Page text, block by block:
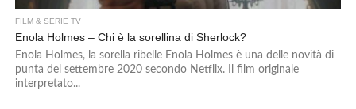
FILM & SERIE TV
Enola Holmes – Chi è la sorellina di Sherlock?
Enola Holmes, la sorella ribelle Enola Holmes è una delle novità di
punta del settembre 2020 secondo Netflix. Il film originale
interpretato...